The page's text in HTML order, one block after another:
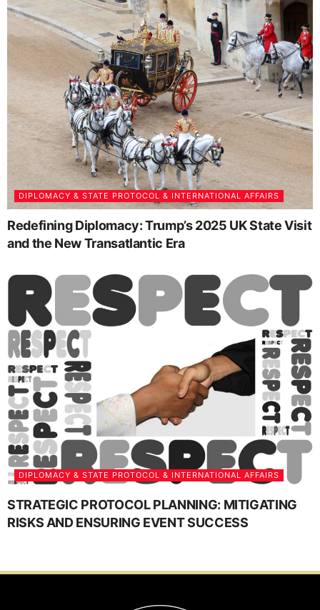
DIPLOMACY & STATE PROTOCOL & INTERNATIONAL AFFAIRS
Redefining Diplomacy: Trump’s 2025 UK State Visit
and the New Transatlantic Era
DIPLOMACY & STATE PROTOCOL & INTERNATIONAL AFFAIRS
STRATEGIC PROTOCOL PLANNING: MITIGATING
RISKS AND ENSURING EVENT SUCCESS